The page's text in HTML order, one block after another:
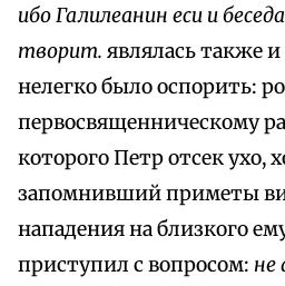
ибо Галилеанин еси и
творит. являлась также
нелегко было оспорить:
первосвященническому
которого Петр отсек ухо,
запомнивший приметы
нападения на близкого
приступил с вопросом: не